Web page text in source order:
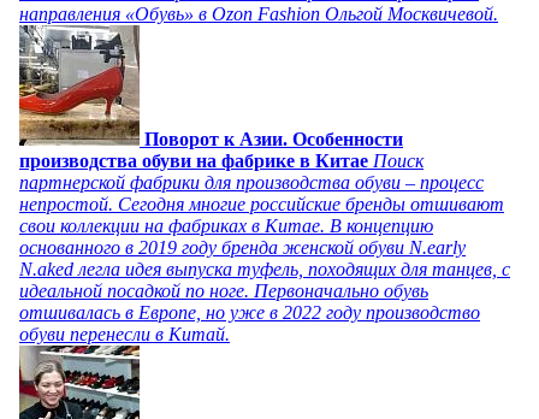
направления «Обувь» в Ozon Fashion Ольгой Москвичевой.
Поворот к Азии. Особенности
производства обуви на фабрике в Китае Поиск
партнерской фабрики для производства обуви – процесс
непростой. Сегодня многие российские бренды отшивают
свои коллекции на фабриках в Китае. В концепцию
основанного в 2019 году бренда женской обуви N.early
N.aked легла идея выпуска туфель, походящих для танцев, с
идеальной посадкой по ноге. Первоначально обувь
отшивалась в Европе, но уже в 2022 году производство
обуви перенесли в Китай.